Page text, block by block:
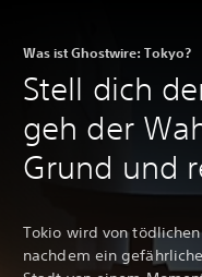
Was ist Ghostwire: Tokyo?
Stell dich
geh der
Grund und
Tokio wird von
nachdem ein